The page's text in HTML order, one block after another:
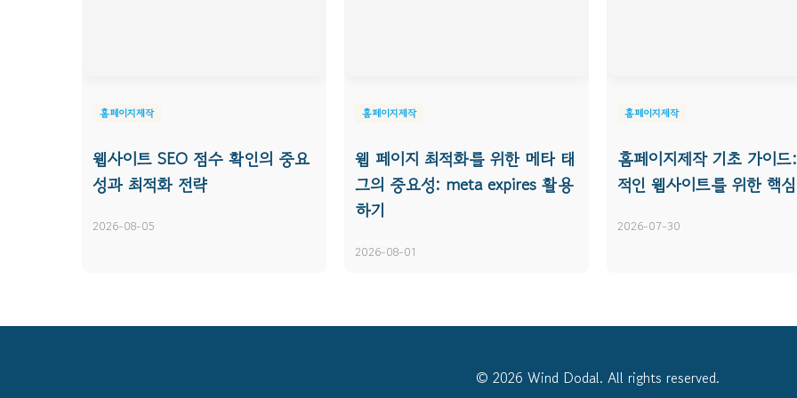
홈페이지제작
웹사이트 SEO 점수 확인의 중요
성과 최적화 전략
2026-08-05
홈페이지제작
웹 페이지 최적화를 위한 메타 태
그의 중요성: meta expires 활용
하기
2026-08-01
홈페이지제작
홈페이지제작 기초 가이
적인 웹사이트를 위한 핵
2026-07-30
© 2026 Wind Dodal. All rights reserved.